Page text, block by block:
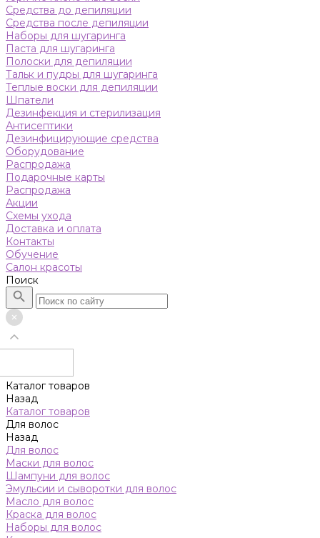
Средства до депиляции
Средства после депиляции
Наборы для шугаринга
Паста для шугаринга
Полоски для депиляции
Тальк и пудры для шугаринга
Теплые воски для депиляции
Шпатели
Дезинфекция и стерилизация
Антисептики
Дезинфицирующие средства
Оборудование
Распродажа
Подарочные карты
Распродажа
Акции
Схемы ухода
Доставка и оплата
Контакты
Обучение
Салон красоты
Поиск
Каталог товаров
Назад
Каталог товаров
Для волос
Назад
Для волос
Маски для волос
Шампуни для волос
Эмульсии и сыворотки для волос
Масло для волос
Краска для волос
Наборы для волос